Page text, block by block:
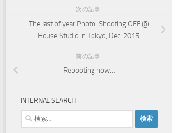
次の記事
The last of year Photo-Shooting OFF @
House Studio in Tokyo, Dec. 2015.
前の記事
Rebooting now…
INTERNAL SEARCH
検
索: